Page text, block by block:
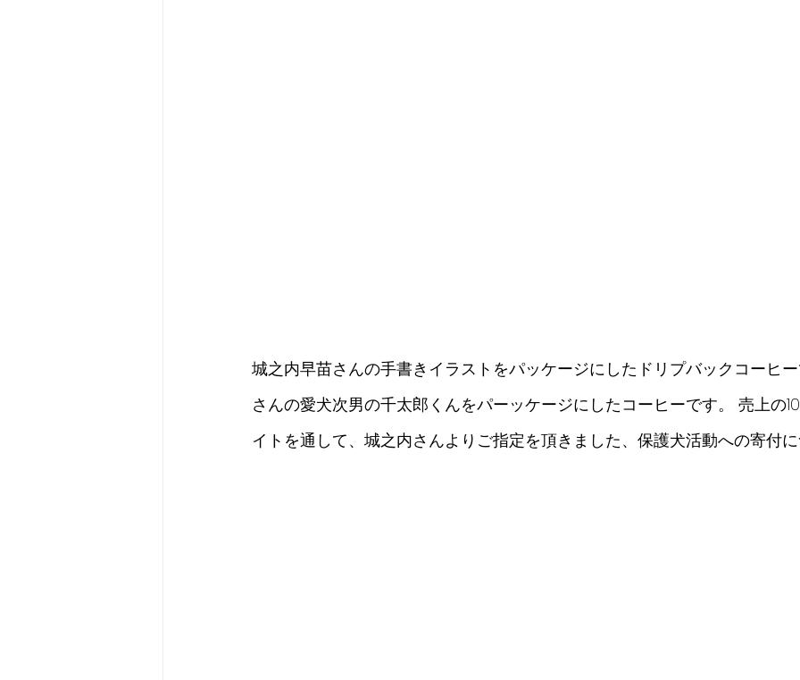
城之内早苗さんの手書きイラストをパッケージにしたドリプバックコーヒ
さんの愛犬次男の千太郎くんをパーッケージにしたコーヒーです。 売上の
イトを通して、城之内さんよりご指定を頂きました、保護犬活動への寄付に